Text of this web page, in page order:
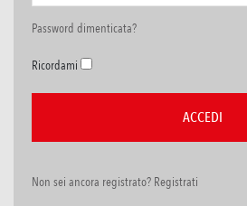
Password dimenticata?
Ricordami
Non sei ancora registrato? Registrati